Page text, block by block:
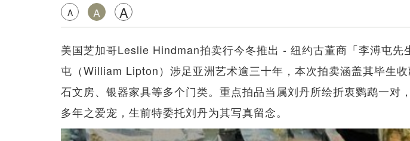
A A A
美国芝加哥Leslie Hindman拍卖行今冬推出 - 纽约古董商「李溥屯先
屯（William Lipton）涉足亚洲艺术逾三十年，本次拍卖涵盖其毕生
石文房、银器家具等多个门类。重点拍品当属刘丹所绘折衷鹦鹉一对
多年之爱宠，生前特委托刘丹为其写真留念。